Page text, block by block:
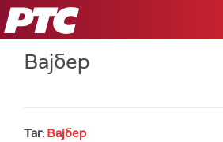
РТС
Вајбер
Таг: Вајбер